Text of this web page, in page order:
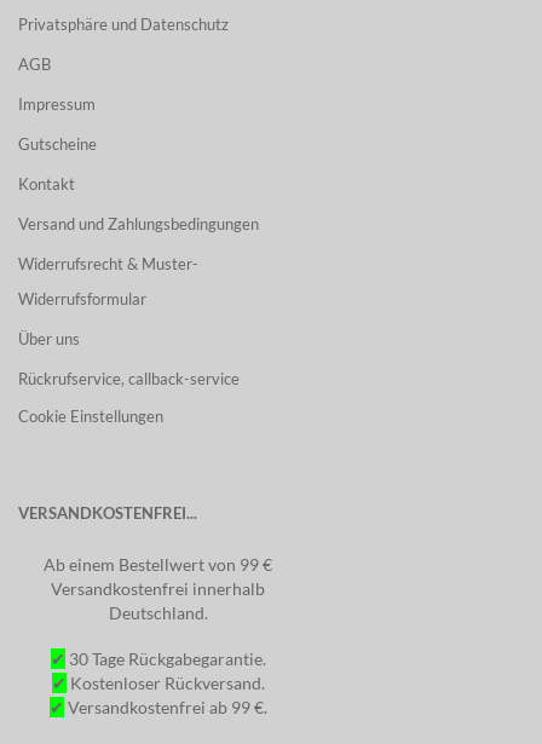
Privatsphäre und Datenschutz
AGB
Impressum
Gutscheine
Kontakt
Versand und Zahlungsbedingungen
Widerrufsrecht & Muster-
Widerrufsformular
Über uns
Rückrufservice, callback-service
Cookie Einstellungen
VERSANDKOSTENFREI...
Ab einem Bestellwert von 99 €
Versandkostenfrei innerhalb
Deutschland.
✔ 30 Tage Rückgabegarantie.
✔ Kostenloser Rückversand.
✔ Versandkostenfrei ab 99 €.